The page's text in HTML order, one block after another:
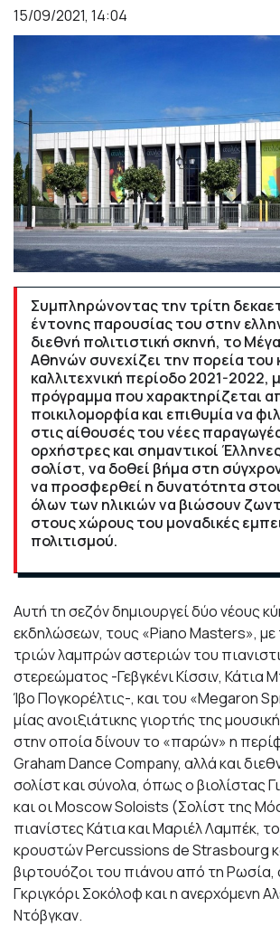
15/09/2021, 14:04
Συμπληρώνοντας την τρίτη
έντονης παρουσίας του στην
διεθνή πολιτιστική σκηνή, το
Αθηνών συνεχίζει την πορεία του
καλλιτεχνική περίοδο 2021-2022,
πρόγραμμα που χαρακτηρίζεται
ποικιλομορφία και επιθυμία να
στις αίθουσές του νέες
ορχήστρες και σημαντικοί Έλληνες
σολίστ, να δοθεί βήμα στη
να προσφερθεί η δυνατότητα
όλων των ηλικιών να βιώσουν
στους χώρους του μοναδικές
πολιτισμού.
Αυτή τη σεζόν δημιουργεί δύο νέους
εκδηλώσεων, τους «Piano Masters», με
τριών λαμπρών αστεριών του
στερεώματος -Γεβγκένι Κίσσιν, Κάτια
Ίβο Πογκορέλτις-, και του «Megaron
μίας ανοιξιάτικης γιορτής της
στην οποία δίνουν το «παρών» η
Graham Dance Company, αλλά και
σολίστ και σύνολα, όπως ο βιολίστας
και οι Moscow Soloists (Σολίστ της
πιανίστες Κάτια και Μαριέλ Λαμπέκ,
κρουστών Percussions de Strasbourg
βιρτουόζοι του πιάνου από τη Ρωσία,
Γκριγκόρι Σοκόλοφ και η ανερχόμενη
Ντόβγκαν.